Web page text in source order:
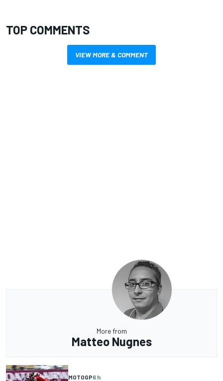
TOP COMMENTS
VIEW MORE & COMMENT
More from
Matteo Nugnes
MOTOGP6 h